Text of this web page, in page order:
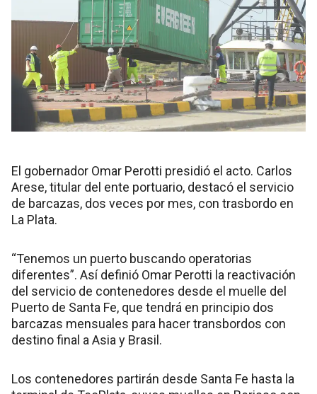
El gobernador Omar Perotti presidió el acto. Carlos
Arese, titular del ente portuario, destacó el servicio
de barcazas, dos veces por mes, con trasbordo en
La Plata.
“Tenemos un puerto buscando operatorias
diferentes”. Así definió Omar Perotti la reactivación
del servicio de contenedores desde el muelle del
Puerto de Santa Fe, que tendrá en principio dos
barcazas mensuales para hacer transbordos con
destino final a Asia y Brasil.
Los contenedores partirán desde Santa Fe hasta la